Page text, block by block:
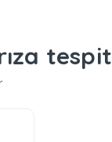
tespit